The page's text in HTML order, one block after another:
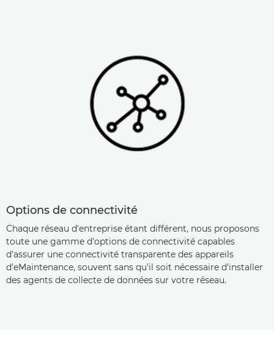
Options de connectivité
Chaque réseau d'entreprise étant différent, nous proposons
toute une gamme d'options de connectivité capables
d'assurer une connectivité transparente des appareils
d'eMaintenance, souvent sans qu'il soit nécessaire d'installer
des agents de collecte de données sur votre réseau.